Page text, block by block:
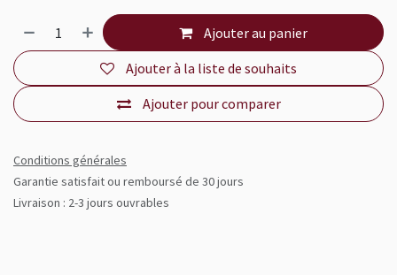
Ajouter au panier
Ajouter pour comparer
Ajouter à la liste de souhaits
Conditions générales
Garantie satisfait ou remboursé de 30 jours
Livraison : 2-3 jours ouvrables